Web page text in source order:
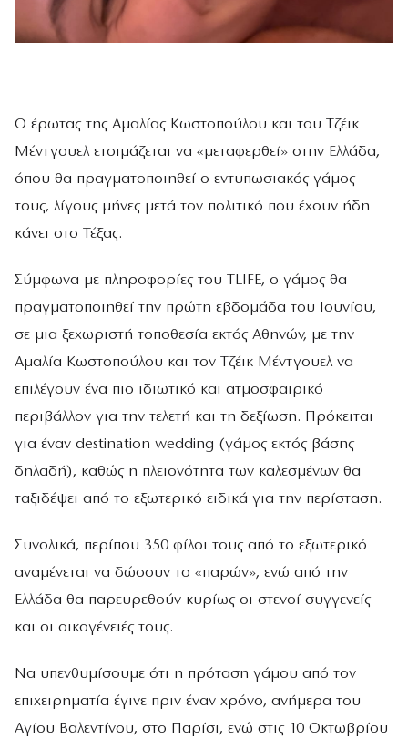
Ο έρωτας της Αμαλίας Κωστοπούλου και του Τζέικ
Μέντγουελ ετοιμάζεται να «μεταφερθεί» στην Ελλάδα,
όπου θα πραγματοποιηθεί ο εντυπωσιακός γάμος
τους, λίγους μήνες μετά τον πολιτικό που έχουν ήδη
κάνει στο Τέξας.
Σύμφωνα με πληροφορίες του TLIFE, ο γάμος θα
πραγματοποιηθεί την πρώτη εβδομάδα του Ιουνίου,
σε μια ξεχωριστή τοποθεσία εκτός Αθηνών, με την
Αμαλία Κωστοπούλου και τον Τζέικ Μέντγουελ να
επιλέγουν ένα πιο ιδιωτικό και ατμοσφαιρικό
περιβάλλον για την τελετή και τη δεξίωση. Πρόκειται
για έναν destination wedding (γάμος εκτός βάσης
δηλαδή), καθώς η πλειονότητα των καλεσμένων θα
ταξιδέψει από το εξωτερικό ειδικά για την περίσταση.
Συνολικά, περίπου 350 φίλοι τους από το εξωτερικό
αναμένεται να δώσουν το «παρών», ενώ από την
Ελλάδα θα παρευρεθούν κυρίως οι στενοί συγγενείς
και οι οικογένειές τους.
Να υπενθυμίσουμε ότι η πρόταση γάμου από τον
επιχειρηματία έγινε πριν έναν χρόνο, ανήμερα του
Αγίου Βαλεντίνου, στο Παρίσι, ενώ στις 10 Οκτωβρίου